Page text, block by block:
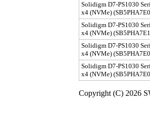
Solidigm D7-PS1030
x4 (NVMe)
Solidigm D7-PS1030
x4 (NVMe)
Solidigm D7-PS1030
x4 (NVMe)
Solidigm D7-PS1030
x4 (NVMe)
Copyright (C) 2026